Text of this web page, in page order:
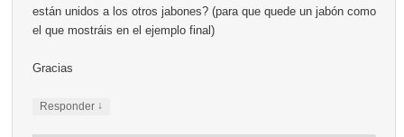
están unidos a los otros jabones? (para que quede un jabón como
el que mostráis en el ejemplo final)
Gracias
Responder ↓